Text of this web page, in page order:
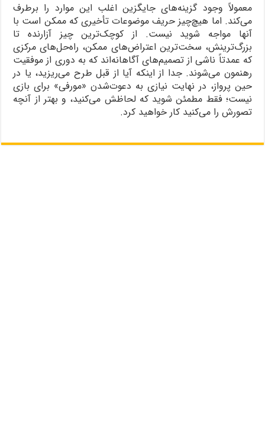
معمولاً وجود گزینه‌های جایگزین اغلب این موارد را برطرف
می‌کند. اما هیچ‌چیز حریف موضوعات تأخیری که ممکن است با
آنها مواجه شوید نیست. از کوچک‌ترین چیز آزارنده تا
بزرگ‌ترینش، سخت‌ترین اعتراض‌های ممکن، راه‌حل‌های مرکزی
که عمدتاً ناشی از تصمیم‌های آگاهانه‌اند که به دوری از موفقیت
رهنمون می‌شوند. جدا از اینکه آیا از قبل طرح می‌ریزید، یا در
حین پرواز، در نهایت نیازی به دعوت‌شدن «مورفی» برای بازی
نیست؛ فقط مطمئن شوید که لحاظش می‌کنید، و بهتر از آنچه
تصورش را می‌کنید کار خواهید کرد.